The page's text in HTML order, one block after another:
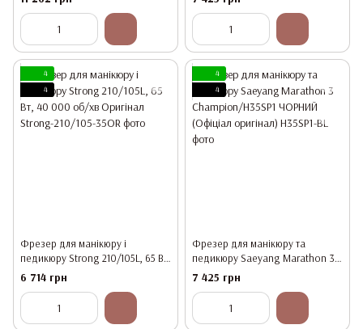
4
4
Фрезер для манікюру і
педикюру Strong 210/105L, 65 Вт,
40 000 об/хв Оригінал
6 714 грн
4
4
Фрезер для манікюру та
педикюру Saeyang Marathon 3
Champion/H35SP1 ЧОРНИЙ
(Офіціал оригінал)
7 425 грн